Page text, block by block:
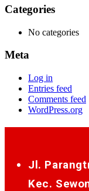
Categories
No categories
Meta
Log in
Entries feed
Comments feed
WordPress.org
Jl.
Kec.